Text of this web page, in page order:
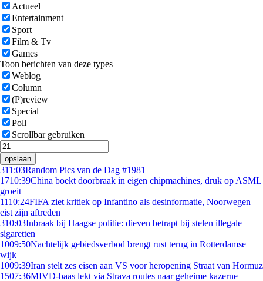
Actueel
Entertainment
Sport
Film & Tv
Games
Toon berichten van deze types
Weblog
Column
(P)review
Special
Poll
Scrollbar gebruiken
opslaan
311:03Random Pics van de Dag #1981
1710:39China boekt doorbraak in eigen chipmachines, druk op ASML
groeit
1110:24FIFA ziet kritiek op Infantino als desinformatie, Noorwegen
eist zijn aftreden
310:03Inbraak bij Haagse politie: dieven betrapt bij stelen illegale
sigaretten
1009:50Nachtelijk gebiedsverbod brengt rust terug in Rotterdamse
wijk
1009:39Iran stelt zes eisen aan VS voor heropening Straat van Hormuz
1507:36MIVD-baas lekt via Strava routes naar geheime kazerne